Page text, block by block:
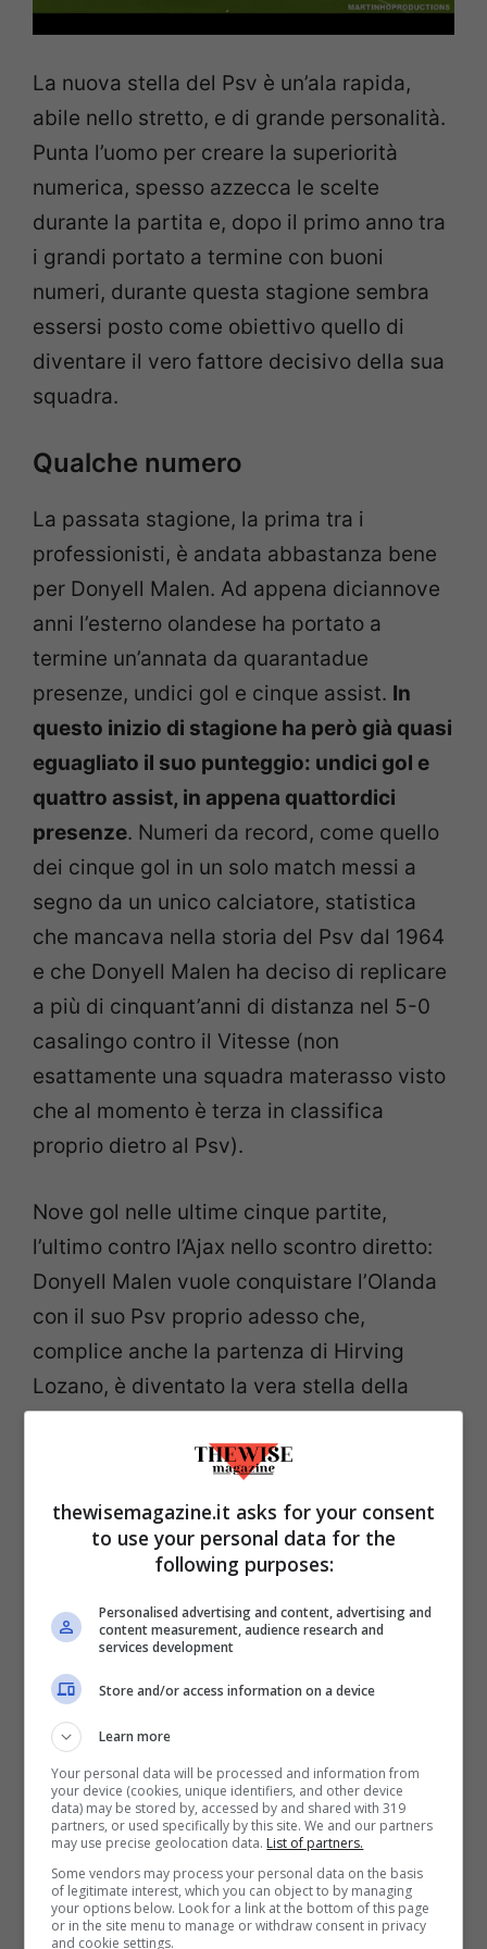
La nuova stella del Psv è un’ala rapida,
abile nello stretto, e di grande personalità.
Punta l’uomo per creare la superiorità
numerica, spesso azzecca le scelte
durante la partita e, dopo il primo anno tra
i grandi portato a termine con buoni
numeri, durante questa stagione sembra
essersi posto come obiettivo quello di
diventare il vero fattore decisivo della sua
squadra.
Qualche numero
La passata stagione, la prima tra i
professionisti, è andata abbastanza bene
per Donyell Malen. Ad appena diciannove
anni l’esterno olandese ha portato a
termine un’annata da quarantadue
presenze, undici gol e cinque assist. In
questo inizio di stagione ha però già quasi
eguagliato il suo punteggio: undici gol e
quattro assist, in appena quattordici
presenze. Numeri da record, come quello
dei cinque gol in un solo match messi a
segno da un unico calciatore, statistica
che mancava nella storia del Psv dal 1964
e che Donyell Malen ha deciso di replicare
a più di cinquant’anni di distanza nel 5-0
casalingo contro il Vitesse (non
esattamente una squadra materasso visto
che al momento è terza in classifica
proprio dietro al Psv).
Nove gol nelle ultime cinque partite,
l’ultimo contro l’Ajax nello scontro diretto:
Donyell Malen vuole conquistare l’Olanda
con il suo Psv proprio adesso che,
complice anche la partenza di Hirving
Lozano, è diventato la vera stella della
anche osservando le sue statistiche
minuti tenta mediamente quattro tiri in
porta, realizza due dribbling e mette a
chiave; non solo, ha più dell’80% di
attaccante che gioca prevalentemente
sulla fascia non è questione da poco
(fonte:whoscored.com). Il ragazzo sembra
aver compiuto dunque il salto di qualità,
diventando il pericolo offensivo maggiore
della squadra olandese: l’obiettivo non può
che essere quello della vittoria del titolo,
che il Psv contenderà fino all’ultimo
thewisemagazine.it asks for your consent
to use your personal data for the
following purposes:
Personalised advertising and content, advertising and
content measurement, audience research and
services development
Store and/or access information on a device
Learn more
Your personal data will be processed and information from
your device (cookies, unique identifiers, and other device
data) may be stored by, accessed by and shared with 319
partners, or used specifically by this site. We and our partners
may use precise geolocation data. List of partners.
Some vendors may process your personal data on the basis
of legitimate interest, which you can object to by managing
your options below. Look for a link at the bottom of this page
or in the site menu to manage or withdraw consent in privacy
and cookie settings.